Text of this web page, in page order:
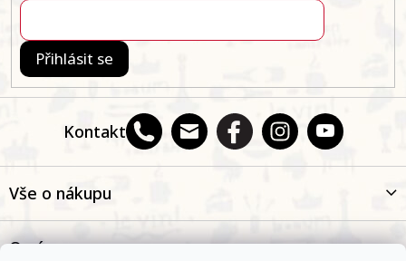
Kontakt
Přihlásit se
Vše o nákupu
O nás